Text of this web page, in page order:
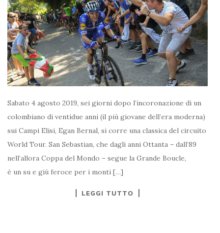
Sabato 4 agosto 2019, sei giorni dopo l’incoronazione di un
colombiano di ventidue anni (il più giovane dell’era moderna)
sui Campi Elisi, Egan Bernal, si corre una classica del circuito
World Tour. San Sebastian, che dagli anni Ottanta – dall’89
nell’allora Coppa del Mondo – segue la Grande Boucle,
è un su e giù feroce per i monti […]
LEGGI TUTTO